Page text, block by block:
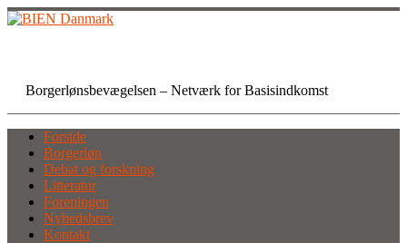
Skip
to
Borgerlønsbevægelsen – Netværk for Basisindkomst
Forside
Borgerløn
Debat og forskning
Litteratur
Foreningen
Nyhedsbrev
Kontakt